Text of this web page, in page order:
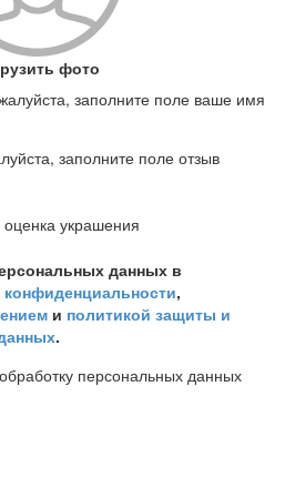
фото
заполните поле ваше имя
заполните поле отзыв
украшения
данных в
конфиденциальности,
и политикой защиты и
.
персональных данных